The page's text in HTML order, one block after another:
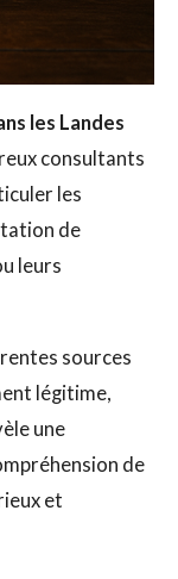
les Landes
consultants
les
de
leurs
sources
légitime,
une
de
et